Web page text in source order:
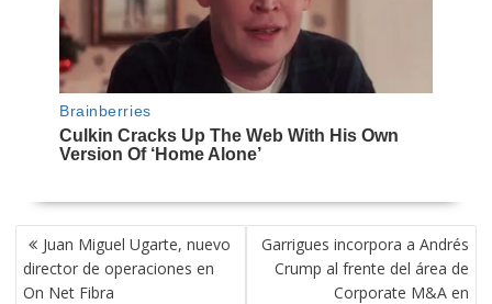
NAVEGACIÓN
DE
ENTRADAS
Juan Miguel Ugarte, nuevo
director de operaciones en
On Net Fibra
Garrigues incorpora a Andrés
Crump al frente del área de
Corporate M&A en